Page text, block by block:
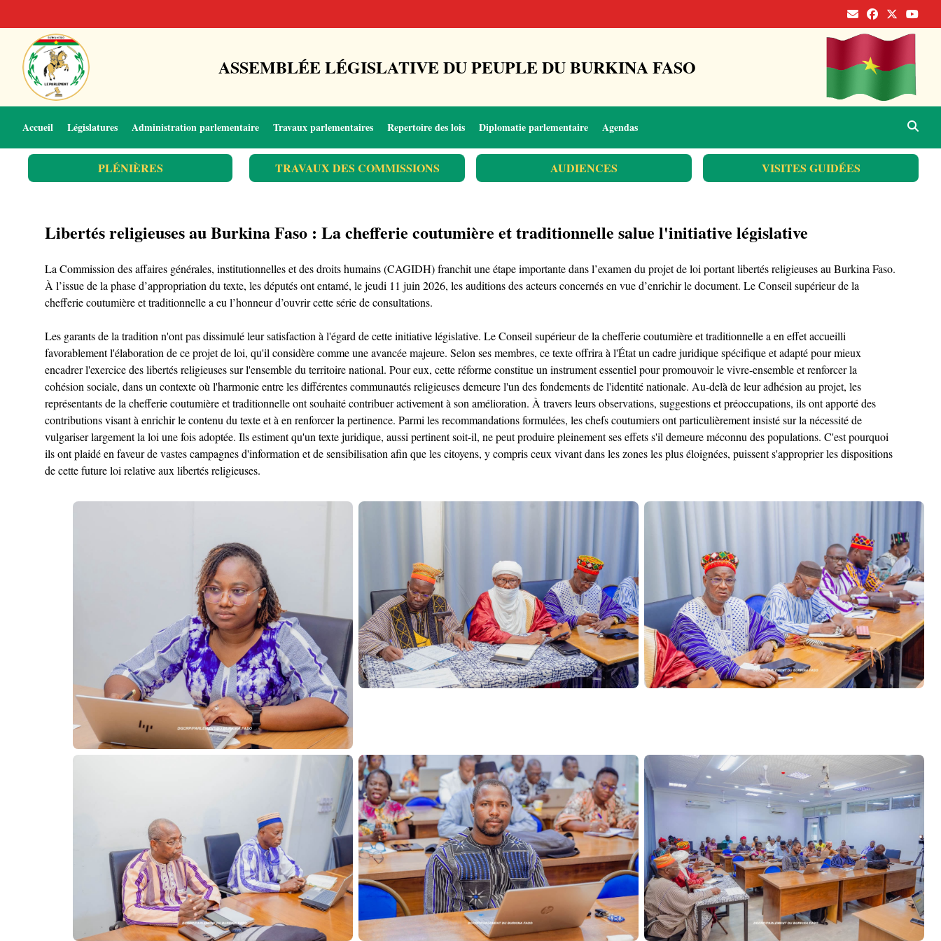
ASSEMBLÉE LÉGISLATIVE DU PEUPLE DU BURKINA FASO
Accueil Législatures Administration parlementaire Travaux parlementaires Repertoire des lois Diplomatie parlementaire Agendas
PLÉNIÈRES TRAVAUX DES COMMISSIONS AUDIENCES VISITES GUIDÉES
Libertés religieuses au Burkina Faso : La chefferie coutumière et traditionnelle salue l'initiative législative
La Commission des affaires générales, institutionnelles et des droits humains (CAGIDH) franchit une étape importante dans l’examen du projet de loi portant libertés religieuses au Burkina Faso.
À l’issue de la phase d’appropriation du texte, les députés ont entamé, le jeudi 11 juin 2026, les auditions des acteurs concernés en vue d’enrichir le document. Le Conseil supérieur de la
chefferie coutumière et traditionnelle a eu l’honneur d’ouvrir cette série de consultations.
Les garants de la tradition n'ont pas dissimulé leur satisfaction à l'égard de cette initiative législative. Le Conseil supérieur de la chefferie coutumière et traditionnelle a en effet accueilli
favorablement l'élaboration de ce projet de loi, qu'il considère comme une avancée majeure. Selon ses membres, ce texte offrira à l'État un cadre juridique spécifique et adapté pour mieux
encadrer l'exercice des libertés religieuses sur l'ensemble du territoire national. Pour eux, cette réforme constitue un instrument essentiel pour promouvoir le vivre-ensemble et renforcer la
cohésion sociale, dans un contexte où l'harmonie entre les différentes communautés religieuses demeure l'un des fondements de l'identité nationale. Au-delà de leur adhésion au projet, les
représentants de la chefferie coutumière et traditionnelle ont souhaité contribuer activement à son amélioration. À travers leurs observations, suggestions et préoccupations, ils ont apporté des
contributions visant à enrichir le contenu du texte et à en renforcer la pertinence. Parmi les recommandations formulées, les chefs coutumiers ont particulièrement insisté sur la nécessité de
vulgariser largement la loi une fois adoptée. Ils estiment qu'un texte juridique, aussi pertinent soit-il, ne peut produire pleinement ses effets s'il demeure méconnu des populations. C'est pourquoi
ils ont plaidé en faveur de vastes campagnes d'information et de sensibilisation afin que les citoyens, y compris ceux vivant dans les zones les plus éloignées, puissent s'approprier les dispositions
de cette future loi relative aux libertés religieuses.